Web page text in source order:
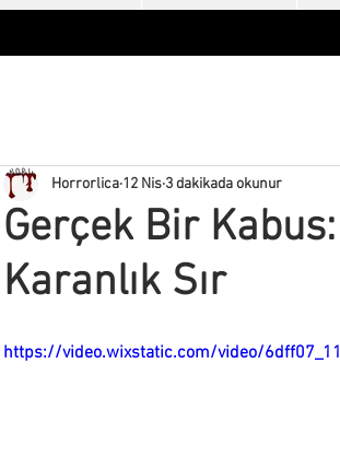
Gerçek Bir
Karanlık Sır
Horrorlica 12 Nis 3 dakikada okunur
https://video.wixstatic.com/video/